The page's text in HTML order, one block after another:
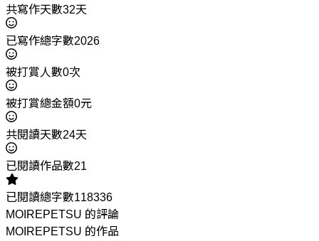
共寫作天數32天
已寫作總字數2026
被打賞人數0次
被打賞總金額0元
共閱讀天數24天
已閱讀作品數21
已閱讀總字數118336
MOIREPETSU 的評論
MOIREPETSU 的作品